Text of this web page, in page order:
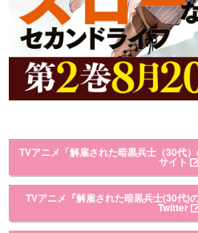
TVアニメ「解雇された暗黒兵士（30代
サイト
TVアニメ『解雇された暗黒兵士(30代)
Twitter